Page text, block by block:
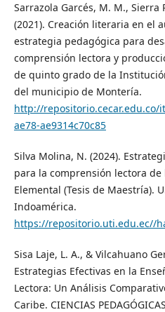
Sarrazola Garcés, M. M., Sierra
(2021). Creación literaria en el
estrategia pedagógica para
comprensión lectora y
de quinto grado de la
del municipio de Montería.
http://repositorio.cecar.edu.co/
ae78-ae9314c70c85
Silva Molina, N. (2024).
para la comprensión lectora
Elemental (Tesis de Maestría).
Indoamérica.
https://repositorio.uti.edu.ec//
Sisa Laje, L. A., & Vilcahuano
Estrategias Efectivas en la
Lectora: Un Análisis
Caribe. CIENCIAS